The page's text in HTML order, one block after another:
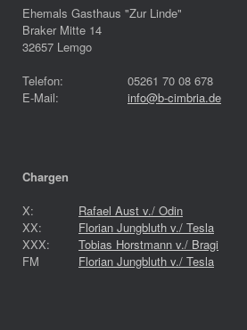
Ehemals Gasthaus "Zur Linde"
Braker Mitte 14
32657 Lemgo
Telefon:
05261 70 08 678
E-Mail:
info@b-cimbria.de
Chargen
X:
Rafael Aust v./ Odin
XX:
Florian Jungbluth v./ Tesla
XXX:
Tobias Horstmann v./ Bragi
FM
Florian Jungbluth v./ Tesla